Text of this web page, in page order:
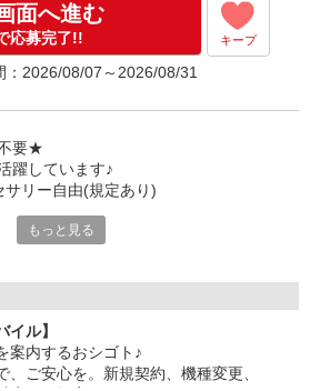
と,
給(規定有)
・。○。・゜+゜
面へ進む
応募完了!! キープ
：2026/08/07～2026/08/31
要★
躍しています♪
リー自由(規定あり)
価格で購入OK！！
能☆☆
の味方です♪
もっと見る
ル】
案内するおシゴト♪
ご安心を。新規契約、機種変更、